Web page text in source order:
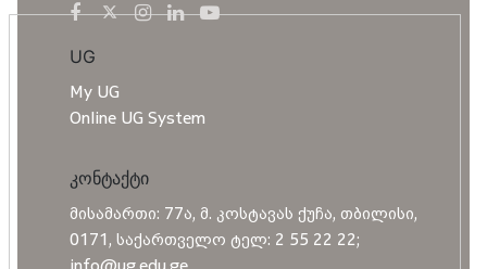
UG
My UG
Online UG System
კონტაქტი
მისამართი: 77ა, მ. კოსტავას ქუჩა, თბილისი,
0171, საქართველო ტელ: 2 55 22 22;
info@ug.edu.ge